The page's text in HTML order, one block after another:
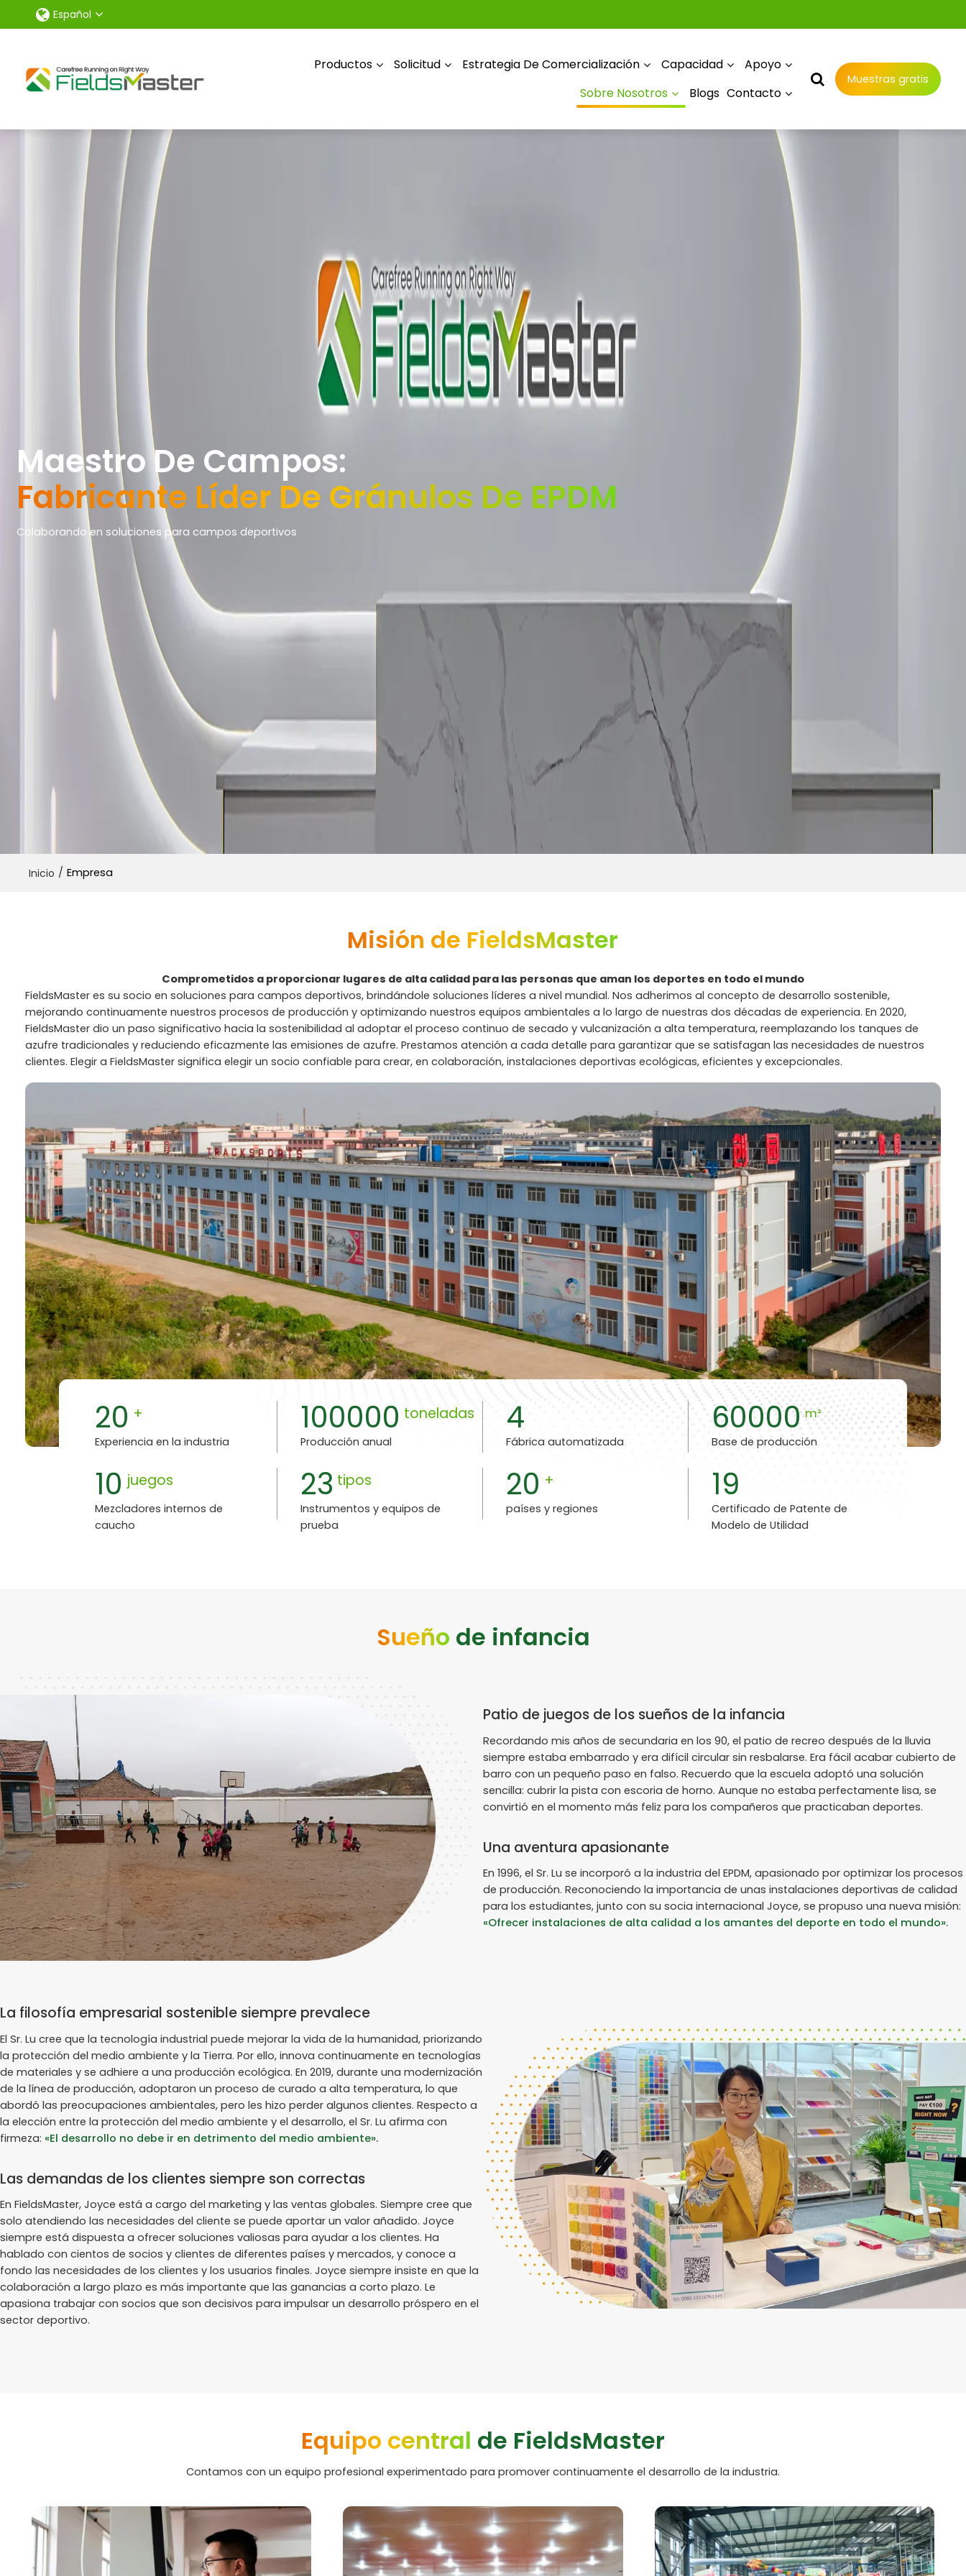
Español
Productos Solicitud Estrategia De Comercialización Capacidad
Apoyo
Sobre Nosotros
Blogs Contacto
Muestras gratis
Maestro De Campos:
Fabricante Líder De Gránulos De EPDM
Colaborando en soluciones para campos deportivos
Inicio / Empresa
Misión de FieldsMaster
Comprometidos a proporcionar lugares de alta calidad para las personas que aman los deportes en todo el mundo
FieldsMaster es su socio en soluciones para campos deportivos, brindándole soluciones líderes a nivel mundial. Nos adherimos al concepto de desarrollo sostenible,
mejorando continuamente nuestros procesos de producción y optimizando nuestros equipos ambientales a lo largo de nuestras dos décadas de experiencia. En 2020,
FieldsMaster dio un paso significativo hacia la sostenibilidad al adoptar el proceso continuo de secado y vulcanización a alta temperatura, reemplazando los tanques de
azufre tradicionales y reduciendo eficazmente las emisiones de azufre. Prestamos atención a cada detalle para garantizar que se satisfagan las necesidades de nuestros
clientes. Elegir a FieldsMaster significa elegir un socio confiable para crear, en colaboración, instalaciones deportivas ecológicas, eficientes y excepcionales.
20 +
Experiencia en la industria
100000 toneladas
Producción anual
4
Fábrica automatizada
60000 m²
Base de producción
10 juegos
Mezcladores internos de
caucho
23 tipos
Instrumentos y equipos de
prueba
20 +
países y regiones
19
Certificado de Patente de
Modelo de Utilidad
Sueño de infancia
Patio de juegos de los sueños de la infancia
Recordando mis años de secundaria en los 90, el patio de recreo después de la lluvia
siempre estaba embarrado y era difícil circular sin resbalarse. Era fácil acabar cubierto de
barro con un pequeño paso en falso. Recuerdo que la escuela adoptó una solución
sencilla: cubrir la pista con escoria de horno. Aunque no estaba perfectamente lisa, se
convirtió en el momento más feliz para los compañeros que practicaban deportes.
Una aventura apasionante
En 1996, el Sr. Lu se incorporó a la industria del EPDM, apasionado por optimizar los procesos
de producción. Reconociendo la importancia de unas instalaciones deportivas de calidad
para los estudiantes, junto con su socia internacional Joyce, se propuso una nueva misión:
«Ofrecer instalaciones de alta calidad a los amantes del deporte en todo el mundo».
La filosofía empresarial sostenible siempre prevalece
El Sr. Lu cree que la tecnología industrial puede mejorar la vida de la humanidad, priorizando
la protección del medio ambiente y la Tierra. Por ello, innova continuamente en tecnologías
de materiales y se adhiere a una producción ecológica. En 2019, durante una modernización
de la línea de producción, adoptaron un proceso de curado a alta temperatura, lo que
abordó las preocupaciones ambientales, pero les hizo perder algunos clientes. Respecto a
la elección entre la protección del medio ambiente y el desarrollo, el Sr. Lu afirma con
firmeza: «El desarrollo no debe ir en detrimento del medio ambiente».
Las demandas de los clientes siempre son correctas
En FieldsMaster, Joyce está a cargo del marketing y las ventas globales. Siempre cree que
solo atendiendo las necesidades del cliente se puede aportar un valor añadido. Joyce
siempre está dispuesta a ofrecer soluciones valiosas para ayudar a los clientes. Ha
hablado con cientos de socios y clientes de diferentes países y mercados, y conoce a
fondo las necesidades de los clientes y los usuarios finales. Joyce siempre insiste en que la
colaboración a largo plazo es más importante que las ganancias a corto plazo. Le
apasiona trabajar con socios que son decisivos para impulsar un desarrollo próspero en el
sector deportivo.
Equipo central de FieldsMaster
Contamos con un equipo profesional experimentado para promover continuamente el desarrollo de la industria.